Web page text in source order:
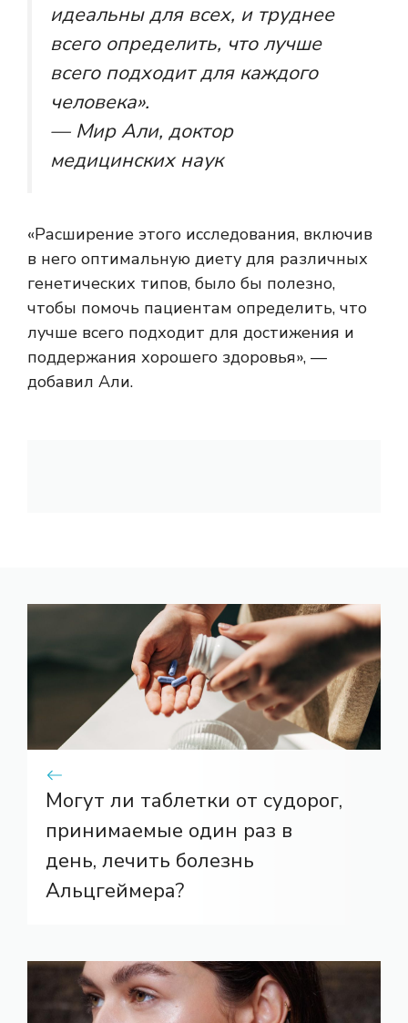
идеальны для всех, и труднее
всего определить, что лучше
всего подходит для каждого
человека».
— Мир Али, доктор
медицинских наук
«Расширение этого исследования, включив
в него оптимальную диету для различных
генетических типов, было бы полезно,
чтобы помочь пациентам определить, что
лучше всего подходит для достижения и
поддержания хорошего здоровья», —
добавил Али.
Могут ли таблетки от судорог,
принимаемые один раз в
день, лечить болезнь
Альцгеймера?